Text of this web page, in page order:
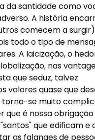
da santidade como
A história
comecem a
todo o tipo de
A laicização, o
nas
que seduz, talvez
valores quase que
torna-se muito
que é nossa
que edificam e
as falanges de